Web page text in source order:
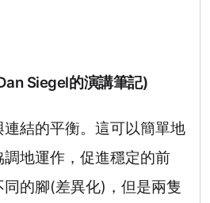
Siegel的演講筆記)
結的平衡。這可以簡單地
地運作，促進穩定的前
同的腳(差異化) ，但是兩隻